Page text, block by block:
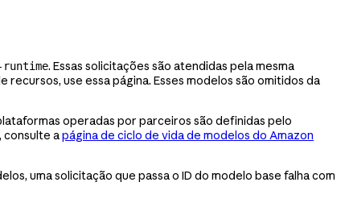
runtime. Essas solicitações são atendidas pela mesma
use essa página. Esses modelos são omitidos da
operadas por parceiros são definidas pelo
consulte apágina de ciclo de vida de modelos do Amazon
uma solicitação que passa o ID do modelo base falha com